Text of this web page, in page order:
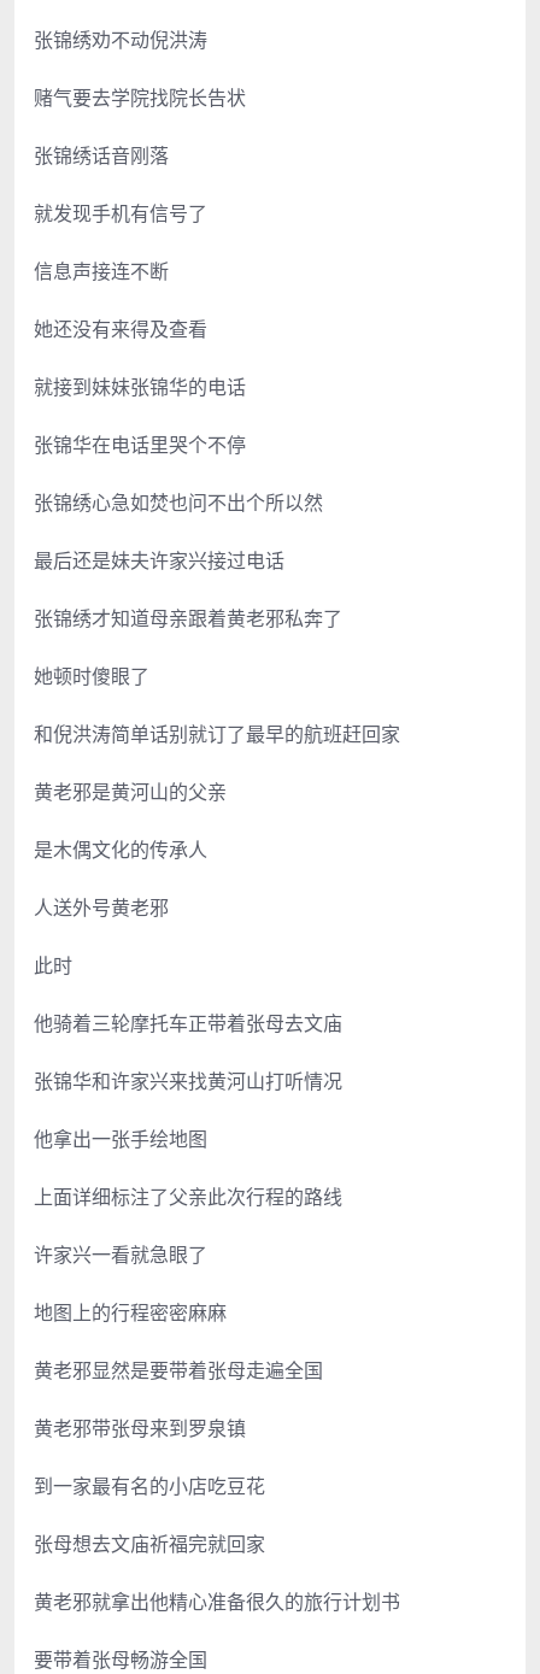
张锦绣劝不动倪洪涛
赌气要去学院找院长告状
张锦绣话音刚落
就发现手机有信号了
信息声接连不断
她还没有来得及查看
就接到妹妹张锦华的电话
张锦华在电话里哭个不停
张锦绣心急如焚也问不出个所以然
最后还是妹夫许家兴接过电话
张锦绣才知道母亲跟着黄老邪私奔了
她顿时傻眼了
和倪洪涛简单话别就订了最早的航班赶回家
黄老邪是黄河山的父亲
是木偶文化的传承人
人送外号黄老邪
此时
他骑着三轮摩托车正带着张母去文庙
张锦华和许家兴来找黄河山打听情况
他拿出一张手绘地图
上面详细标注了父亲此次行程的路线
许家兴一看就急眼了
地图上的行程密密麻麻
黄老邪显然是要带着张母走遍全国
黄老邪带张母来到罗泉镇
到一家最有名的小店吃豆花
张母想去文庙祈福完就回家
黄老邪就拿出他精心准备很久的旅行计划书
要带着张母畅游全国